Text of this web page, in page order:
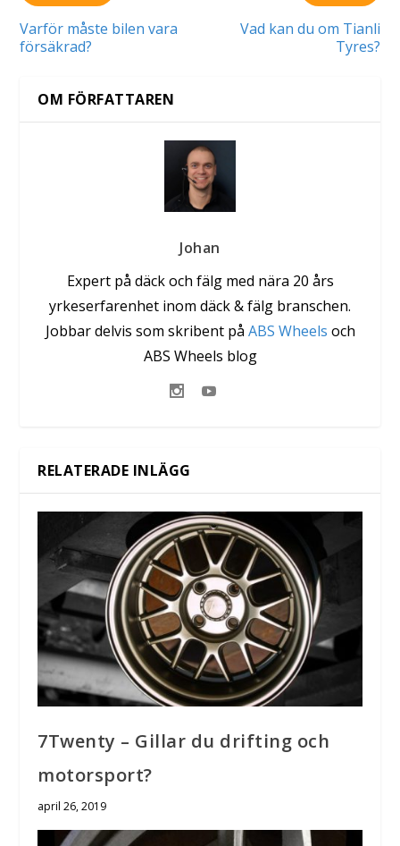
Varför måste bilen vara
försäkrad?
Vad kan du om Tianli
Tyres?
OM FÖRFATTAREN
Johan
Expert på däck och fälg med nära 20 års
yrkeserfarenhet inom däck & fälg branschen.
Jobbar delvis som skribent på ABS Wheels och
ABS Wheels blog
RELATERADE INLÄGG
7Twenty – Gillar du drifting och
motorsport?
april 26, 2019